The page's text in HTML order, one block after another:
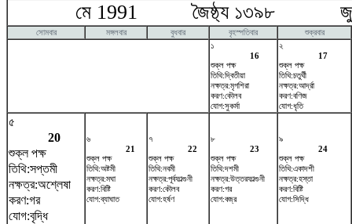
মে 1991 জৈষ্ঠ্য ১৩৯৮ জুন
সোমবার মঙ্গলবার বুধবার বৃহস্পতিবার
শুক্রবার
১
16
শুক্ল পক্ষ
তিথি:দ্বিতীয়া
নক্ষত্র:মৃগশিরা
করণ:কৌলব
যোগ:সুকর্মা
২
17
শুক্ল পক্ষ
তিথি:চতুর্থী
নক্ষত্র:আর্দ্রা
করণ:বণিজ
যোগ:ধৃতি
৫
20
শুক্ল পক্ষ
তিথি:সপ্তমী
নক্ষত্র:অশ্লেষা
করণ:গর
যোগ:বৃদ্ধি
৬
21
শুক্ল পক্ষ
তিথি:অষ্টমী
নক্ষত্র:মঘা
করণ:বিষ্টি
যোগ:ব্যাঘাত
৭
22
শুক্ল পক্ষ
তিথি:নবমী
নক্ষত্র:পূর্বফাল্গুনী
করণ:কৌলব
যোগ:হর্ষণ
৮
23
শুক্ল পক্ষ
তিথি:দশমী
নক্ষত্র:উত্তরফাল্গুনী
করণ:গর
যোগ:বজ্র
৯
24
শুক্ল পক্ষ
তিথি:একাদশী
নক্ষত্র:হস্তা
করণ:বিষ্টি
যোগ:সিদ্ধি